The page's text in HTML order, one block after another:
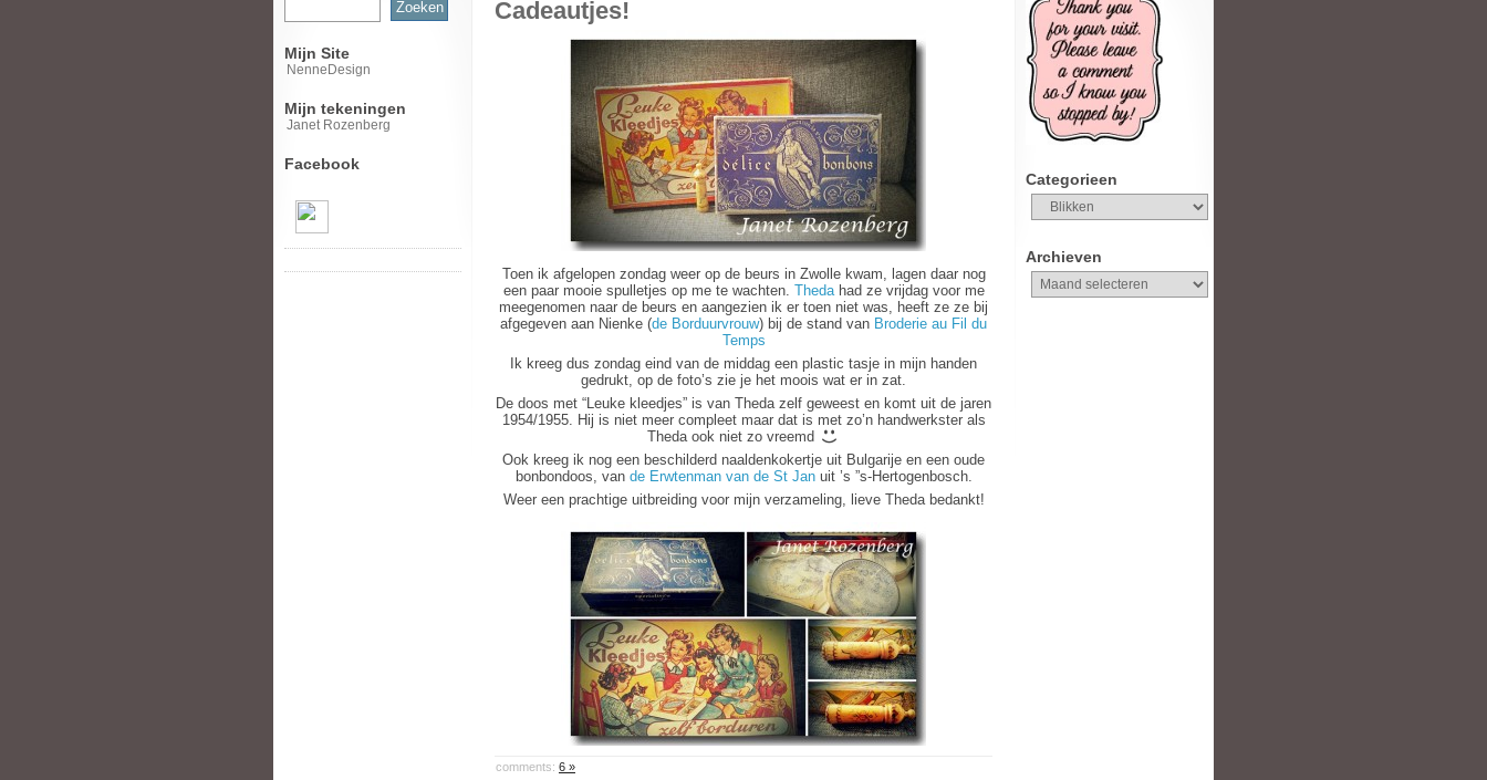
naar:
Mijn Site
NenneDesign
Mijn tekeningen
Janet Rozenberg
Facebook
Cadeautjes!
Toen ik afgelopen zondag weer op de beurs in Zwolle kwam, lagen daar nog
een paar mooie spulletjes op me te wachten. Thedahad ze vrijdag voor me
meegenomen naar de beurs en aangezien ik er toen niet was, heeft ze ze bij
afgegeven aan Nienke (de Borduurvrouw) bij de stand van Broderie au Fil du
Temps
Ik kreeg dus zondag eind van de middag een plastic tasje in mijn handen
gedrukt, op de foto’s zie je het moois wat er in zat.
De doos met “Leuke kleedjes” is van Theda zelf geweest en komt uit de jaren
1954/1955. Hij is niet meer compleet maar dat is met zo’n handwerkster als
Theda ook niet zo vreemd
Ook kreeg ik nog een beschilderd naaldenkokertje uit Bulgarije en een oude
bonbondoos, van de Erwtenman van de St Januit ’s ”s-Hertogenbosch.
Weer een prachtige uitbreiding voor mijn verzameling, lieve Theda bedankt!
comments: 6 »
Categorieen
Categorieen
Archieven
Archieven